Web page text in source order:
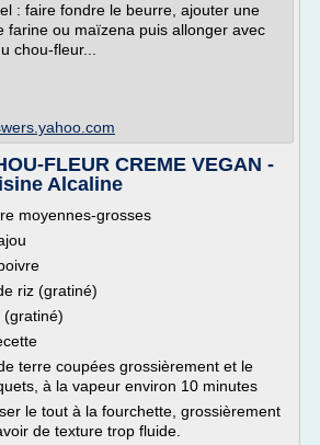
: faire fondre le beurre, ajouter une
farine ou maïzena puis allonger avec
chou-fleur...
FLEUR CREME VEGAN -
Alcaline
moyennes-grosses
riz (gratiné)
(gratiné)
terre coupées grossièrement et le
à la vapeur environ 10 minutes
le tout à la fourchette, grossièrement
de texture trop fluide.